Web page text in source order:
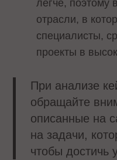
легче, поэтому
отрасли, в
специалисты,
проекты в
При анализе
обращайте
описанные на
на задачи,
чтобы достичь